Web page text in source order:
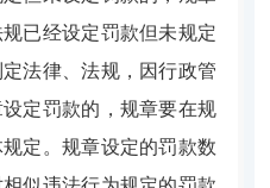
已经设定罚款但未规定
法律、法规，因行政管
定罚款的，规章要在规
定。规章设定的罚款数